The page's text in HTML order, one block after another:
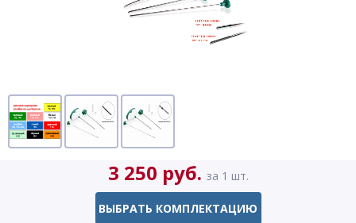
3 250 руб. за 1 шт.
ВЫБРАТЬ КОМПЛЕКТАЦИЮ